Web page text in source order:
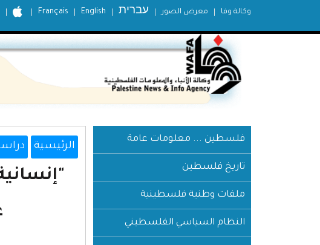
Français English עברית معرض الصور وكالة وفا
فلسطين ... معلومات عامة
تاريخ فلسطين
ملفات وطنية فلسطينية
النظام السياسي الفلسطيني
الرئيسية